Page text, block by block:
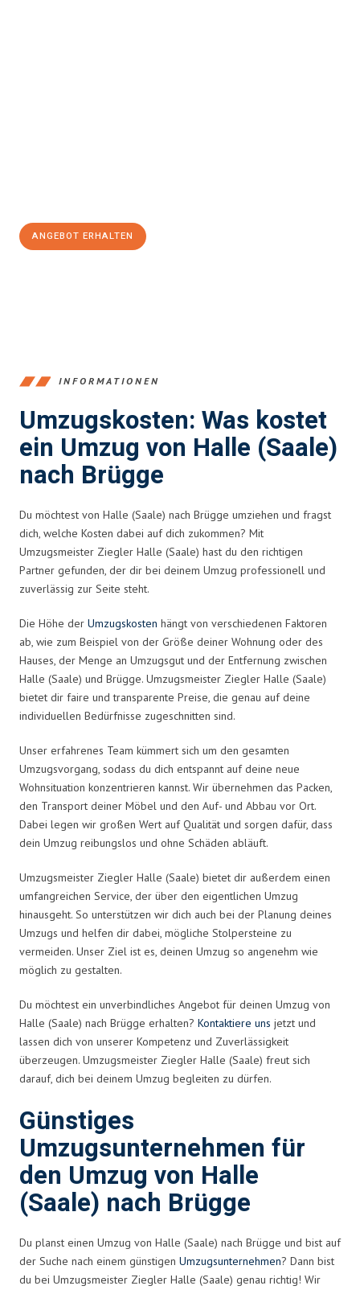
ANGEBOT ERHALTEN
INFORMATIONEN
Umzugskosten: Was kostet
ein Umzug von Halle (Saale)
nach Brügge
Du möchtest von Halle (Saale) nach Brügge umziehen und fragst
dich, welche Kosten dabei auf dich zukommen? Mit
Umzugsmeister Ziegler Halle (Saale) hast du den richtigen
Partner gefunden, der dir bei deinem Umzug professionell und
zuverlässig zur Seite steht.
Die Höhe der Umzugskosten hängt von verschiedenen Faktoren
ab, wie zum Beispiel von der Größe deiner Wohnung oder des
Hauses, der Menge an Umzugsgut und der Entfernung zwischen
Halle (Saale) und Brügge. Umzugsmeister Ziegler Halle (Saale)
bietet dir faire und transparente Preise, die genau auf deine
individuellen Bedürfnisse zugeschnitten sind.
Unser erfahrenes Team kümmert sich um den gesamten
Umzugsvorgang, sodass du dich entspannt auf deine neue
Wohnsituation konzentrieren kannst. Wir übernehmen das Packen,
den Transport deiner Möbel und den Auf- und Abbau vor Ort.
Dabei legen wir großen Wert auf Qualität und sorgen dafür, dass
dein Umzug reibungslos und ohne Schäden abläuft.
Umzugsmeister Ziegler Halle (Saale) bietet dir außerdem einen
umfangreichen Service, der über den eigentlichen Umzug
hinausgeht. So unterstützen wir dich auch bei der Planung deines
Umzugs und helfen dir dabei, mögliche Stolpersteine zu
vermeiden. Unser Ziel ist es, deinen Umzug so angenehm wie
möglich zu gestalten.
Du möchtest ein unverbindliches Angebot für deinen Umzug von
Halle (Saale) nach Brügge erhalten? Kontaktiere uns jetzt und
lassen dich von unserer Kompetenz und Zuverlässigkeit
überzeugen. Umzugsmeister Ziegler Halle (Saale) freut sich
darauf, dich bei deinem Umzug begleiten zu dürfen.
Günstiges
Umzugsunternehmen für
den Umzug von Halle
(Saale) nach Brügge
Du planst einen Umzug von Halle (Saale) nach Brügge und bist auf
der Suche nach einem günstigen Umzugsunternehmen? Dann bist
du bei Umzugsmeister Ziegler Halle (Saale) genau richtig! Wir